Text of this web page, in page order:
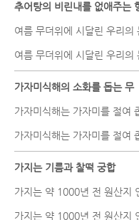
추어탕의 비린내를 없애주는
가자미식해의 소화를 돕는 무
가지는 기름과 찰떡 궁합